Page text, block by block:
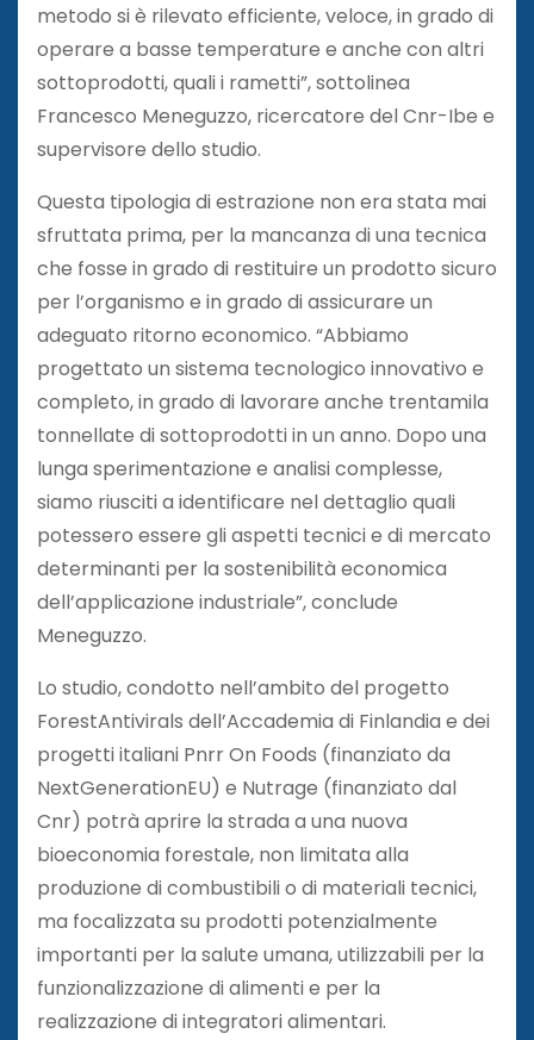
metodo si è rilevato efficiente, veloce, in grado di
operare a basse temperature e anche con altri
sottoprodotti, quali i rametti”, sottolinea
Francesco Meneguzzo, ricercatore del Cnr-Ibe e
supervisore dello studio.
Questa tipologia di estrazione non era stata mai
sfruttata prima, per la mancanza di una tecnica
che fosse in grado di restituire un prodotto sicuro
per l’organismo e in grado di assicurare un
adeguato ritorno economico. “Abbiamo
progettato un sistema tecnologico innovativo e
completo, in grado di lavorare anche trentamila
tonnellate di sottoprodotti in un anno. Dopo una
lunga sperimentazione e analisi complesse,
siamo riusciti a identificare nel dettaglio quali
potessero essere gli aspetti tecnici e di mercato
determinanti per la sostenibilità economica
dell’applicazione industriale”, conclude
Meneguzzo.
Lo studio, condotto nell’ambito del progetto
ForestAntivirals dell’Accademia di Finlandia e dei
progetti italiani Pnrr On Foods (finanziato da
NextGenerationEU) e Nutrage (finanziato dal
Cnr) potrà aprire la strada a una nuova
bioeconomia forestale, non limitata alla
produzione di combustibili o di materiali tecnici,
ma focalizzata su prodotti potenzialmente
importanti per la salute umana, utilizzabili per la
funzionalizzazione di alimenti e per la
realizzazione di integratori alimentari.